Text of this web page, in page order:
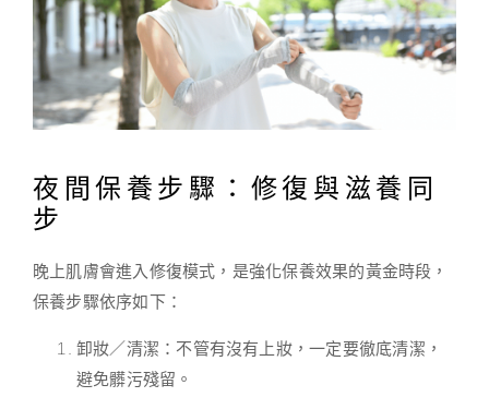
夜間保養步驟：修復與滋養同
步
晚上肌膚會進入修復模式，是強化保養效果的黃金時段，
保養步驟依序如下：
卸妝／清潔：不管有沒有上妝，一定要徹底清潔，
避免髒污殘留。